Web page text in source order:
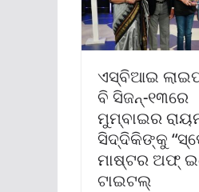
ଏସ୍‌ବିଆଇ
ବି ସିଜନ୍‌-୧୩ରେ
ମୁମ୍ବାଇର
ସିଦ୍ଦିକିଙ୍କୁ
ମାଷ୍ଟର ଅଫ୍
ଟାଇଟଲ୍‌